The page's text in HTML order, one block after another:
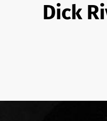
Dick